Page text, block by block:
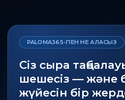
PALOMA365-ПЕН НЕ АЛАСЫЗ
Сіз сыра
шешесіз — және
жүйесін бір